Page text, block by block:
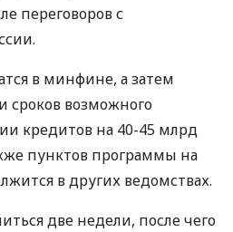
переговоров с
в минфине, а затем
сроков возможного
кредитов на 40-45 млрд
пунктов программы на
в других ведомствах.
две недели, после чего